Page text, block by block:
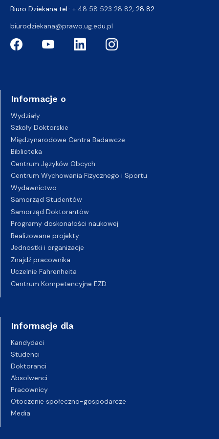
Biuro Dziekana tel.: + 48 58 523 28 82; 28 82
biurodziekana@prawo.ug.edu.pl
Informacje o
Wydziały
Szkoły Doktorskie
Międzynarodowe Centra Badawcze
Biblioteka
Centrum Języków Obcych
Centrum Wychowania Fizycznego i Sportu
Wydawnictwo
Samorząd Studentów
Samorząd Doktorantów
Programy doskonałości naukowej
Realizowane projekty
Jednostki i organizacje
Znajdź pracownika
Uczelnie Fahrenheita
Centrum Kompetencyjne EZD
Informacje dla
Kandydaci
Studenci
Doktoranci
Absolwenci
Pracownicy
Otoczenie społeczno-gospodarcze
Media